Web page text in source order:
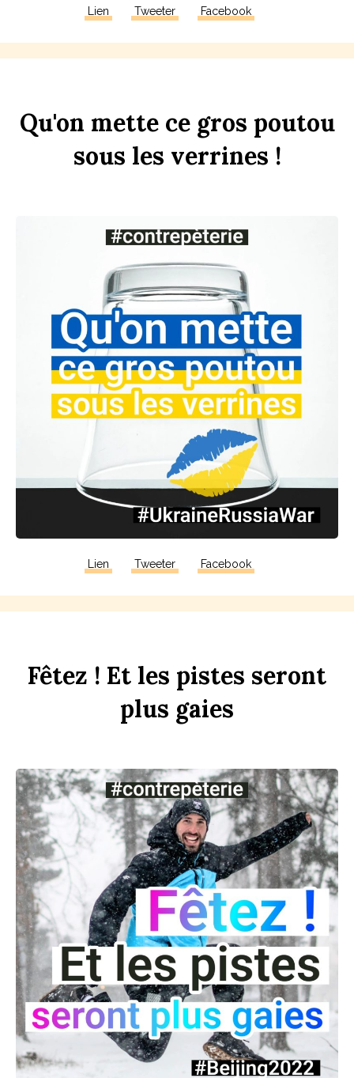
Lien Tweeter Facebook
Qu'on mette ce gros poutou
sous les verrines !
Lien Tweeter Facebook
Fêtez ! Et les pistes seront
plus gaies